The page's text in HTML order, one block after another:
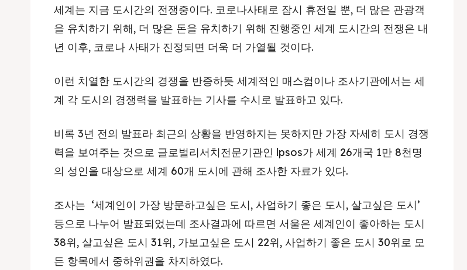
세계는 지금 도시간의 전쟁중이다. 코로나사태로 잠시 휴전일 뿐, 더 많은 관광객
을 유치하기 위해, 더 많은 돈을 유치하기 위해 진행중인 세계 도시간의 전쟁은 내
년 이후, 코로나 사태가 진정되면 더욱 더 가열될 것이다.
이런 치열한 도시간의 경쟁을 반증하듯 세계적인 매스컴이나 조사기관에서는 세
계 각 도시의 경쟁력을 발표하는 기사를 수시로 발표하고 있다.
비록 3년 전의 발표라 최근의 상황을 반영하지는 못하지만 가장 자세히 도시 경쟁
력을 보여주는 것으로 글로벌리서치전문기관인 lpsos가 세계 26개국 1만 8천명
의 성인을 대상으로 세계 60개 도시에 관해 조사한 자료가 있다.
조사는 ‘세계인이 가장 방문하고싶은 도시, 사업하기 좋은 도시, 살고싶은 도시’
등으로 나누어 발표되었는데 조사결과에 따르면 서울은 세계인이 좋아하는 도시
38위, 살고싶은 도시 31위, 가보고싶은 도시 22위, 사업하기 좋은 도시 30위로 모
든 항목에서 중하위권을 차지하였다.